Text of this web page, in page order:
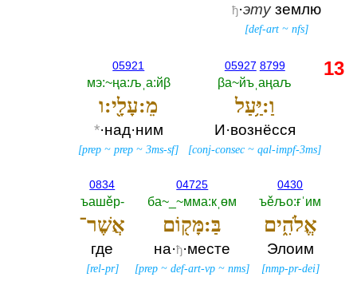
ђ·этуземлю
[def-art ~nfs]
05927 8799
βа~йъˌаңаљ
וַ:יַּ֥עַל
И·вознёсся
[conj-consec ~qal-impf-3ms]
05921
мэ:~ңа:љˌа:йβ
מֵ:עָלָ֖י:ו
*·над·ним
[prep ~prep ~3ms-sf]
0430
ъěљо:ғˈим
אֱלֹהִ֑ים
Элоим
[nmp-pr-dei]
04725
ба~_~мма:кˌөм
בַּ:מָּק֖וֹם
на·ђ·месте
[prep ~def-art-vp ~nms]
0834
ъашěр-‎
אֲשֶׁר־
где
[rel-pr]
13